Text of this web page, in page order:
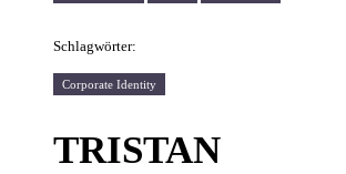
Schlagwörter:
Corporate Identity
TRISTAN